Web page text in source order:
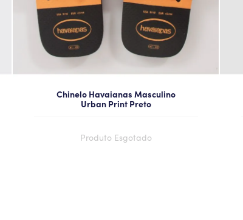
Chinelo Havaianas Masculino
Urban Print Preto
Produto Esgotado